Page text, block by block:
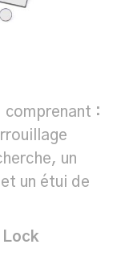
comprenant :
un
un étui de